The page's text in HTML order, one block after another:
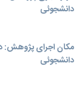
دانشجوئی
مکان اجرای پژوهش:
دانشجوئی